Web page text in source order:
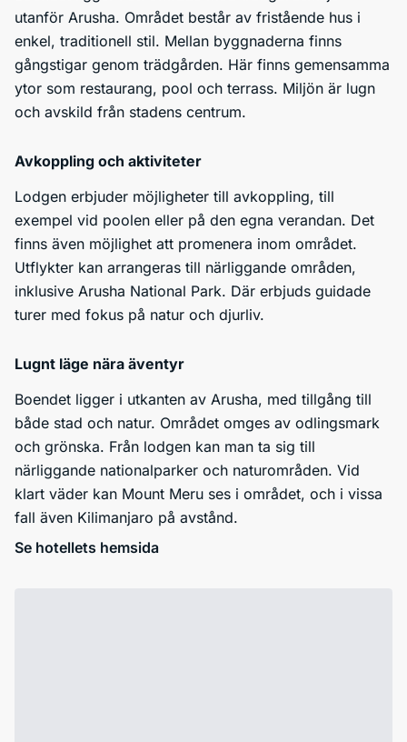
utanför Arusha. Området består av fristående hus i
enkel, traditionell stil. Mellan byggnaderna finns
gångstigar genom trädgården. Här finns gemensamma
ytor som restaurang, pool och terrass. Miljön är lugn
och avskild från stadens centrum.
Avkoppling och aktiviteter
Lodgen erbjuder möjligheter till avkoppling, till
exempel vid poolen eller på den egna verandan. Det
finns även möjlighet att promenera inom området.
Utflykter kan arrangeras till närliggande områden,
inklusive Arusha National Park. Där erbjuds guidade
turer med fokus på natur och djurliv.
Lugnt läge nära äventyr
Boendet ligger i utkanten av Arusha, med tillgång till
både stad och natur. Området omges av odlingsmark
och grönska. Från lodgen kan man ta sig till
närliggande nationalparker och naturområden. Vid
klart väder kan Mount Meru ses i området, och i vissa
fall även Kilimanjaro på avstånd.
Se hotellets hemsida